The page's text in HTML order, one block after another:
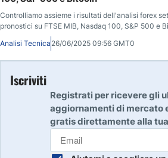
Controlliamo assieme i risultati dell'analisi forex
pronostici su FTSE MIB, Nasdaq 100, S&P 500 e
Analisi Tecnica 26/06/2025 09:56 GMT0
Iscriviti
Registrati per ricevere gli
aggiornamenti di mercato
gratis direttamente alla